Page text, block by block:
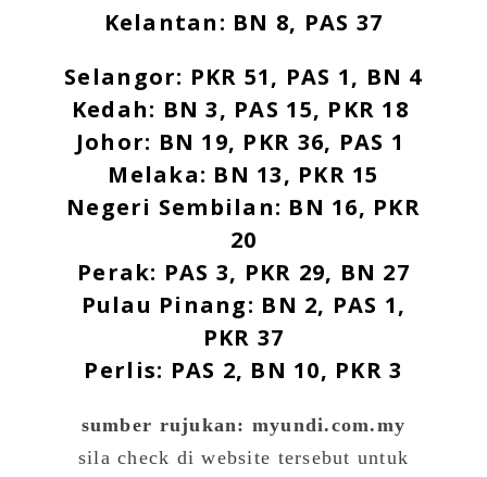
Kelantan: BN 8, PAS 37
Selangor: PKR 51, PAS 1, BN 4
Kedah: BN 3, PAS 15, PKR 18
Johor: BN 19, PKR 36, PAS 1
Melaka: BN 13, PKR 15
Negeri Sembilan: BN 16, PKR
20
Perak: PAS 3, PKR 29, BN 27
Pulau Pinang: BN 2, PAS 1,
PKR 37
Perlis: PAS 2, BN 10, PKR 3
sumber rujukan: myundi.com.my
sila check di website tersebut untuk